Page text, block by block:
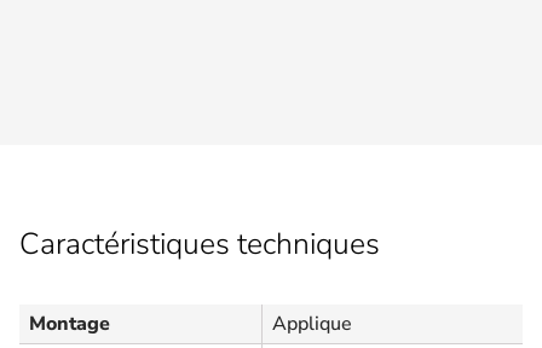
Caractéristiques techniques
Montage
Applique